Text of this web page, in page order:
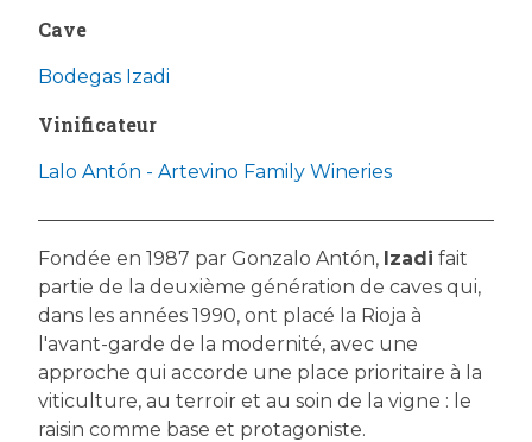
Cave
Bodegas Izadi
Vinificateur
Lalo Antón - Artevino Family Wineries
Fondée en 1987 par Gonzalo Antón, Izadi fait
partie de la deuxième génération de caves qui,
dans les années 1990, ont placé la Rioja à
l'avant-garde de la modernité, avec une
approche qui accorde une place prioritaire à la
viticulture, au terroir et au soin de la vigne : le
raisin comme base et protagoniste.